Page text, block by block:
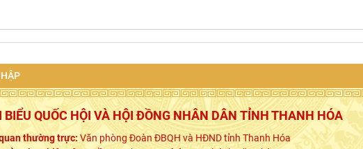
QUỐC HỘI VÀ HỘI ĐỒNG NHÂN DÂN TỈNH THANH HÓA
thường trực: Văn phòng Đoàn ĐBQH và HĐND tỉnh Thanh Hóa